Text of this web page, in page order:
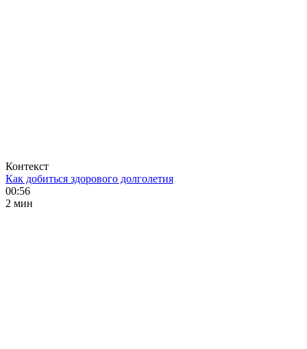
Контекст
Как добиться здорового долголетия
00:56
2 мин